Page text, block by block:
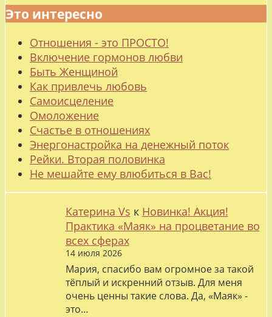
Это интересно
Отношения - это ПРОСТО!
Включение гормонов любви
Быть Женщиной
Как привлечь любовь
Самоисцеление
Омоложение
Счастье в отношениях
Энергонастройка на денежный поток
Рейки. Вторая половинка
Не мешайте ему влюбиться в Вас!
Катерина Vs к Новинка! Акция!
Практика «Маяк» на процветание во
всех сферах
14 июля 2026
Мария, спасибо вам огромное за такой
тёплый и искренний отзыв. Для меня
очень ценны такие слова. Да, «Маяк» -
это…